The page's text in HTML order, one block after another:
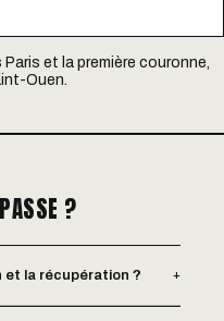
et la première couronne,
Ouen.
?
et la récupération ? +